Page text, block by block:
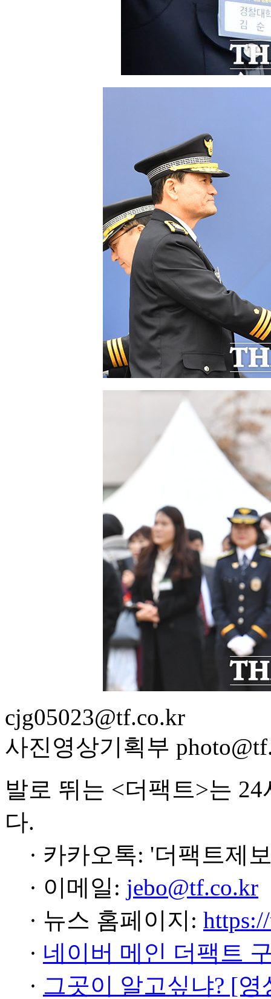
cjg05023@tf.co.kr
사진영상기획부
발로 뛰는 <더팩트>는
다.
· 카카오톡: '더팩트제
· 이메일: jebo@tf.co.kr
· 뉴스 홈페이지:
· 네이버 메인 더팩트
· 그곳이 알고싶냐? [